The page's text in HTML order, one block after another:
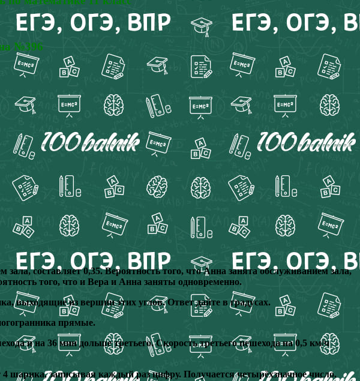
№396
составляет 0,35. Вероятность того, что Анна занята обслуживанием зала,
того, что и Вера и Анна заняты одновременно.
выходящие из вершин этих углов. Ответ дайте в градусах.
прямые.
и на 36 мин дольше третьего. Скорость третьего пешехода на 0,5 км/ч
записывая каждый раз цифру. Получается четырёхзначное число.